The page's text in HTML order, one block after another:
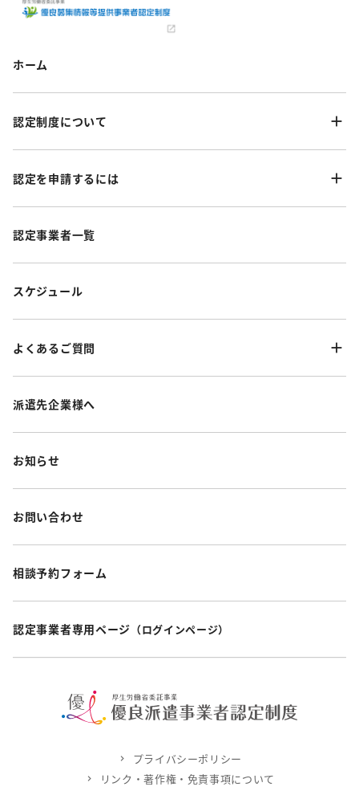
ホーム
認定制度について
認定を申請するには
認定事業者一覧
スケジュール
よくあるご質問
派遣先企業様へ
お知らせ
お問い合わせ
相談予約フォーム
認定事業者専用ページ （ログインページ）
プライバシーポリシー
リンク・著作権・免責事項について